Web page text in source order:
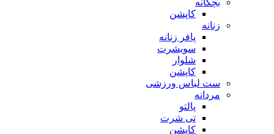
کاپشن
زنانه
پافر زنانه
سویشرت
شلوار
کاپشن
ست لباس ورزشی
مردانه
پالتو
تی شرت
کاپشن